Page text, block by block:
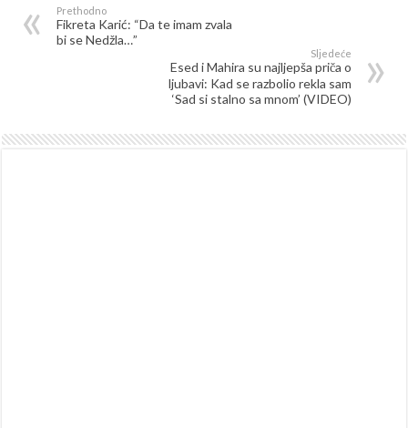
Prethodno
Fikreta Karić: “Da te imam zvala
bi se Nedžla…”
Sljedeće
Esed i Mahira su najljepša priča o
ljubavi: Kad se razbolio rekla sam
‘Sad si stalno sa mnom’ (VIDEO)